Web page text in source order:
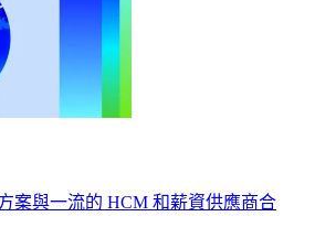
案與一流的 HCM 和薪資供應商合